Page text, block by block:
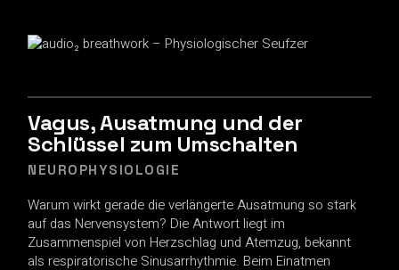
Vagus, Ausatmung und der
Schlüssel zum Umschalten
NEUROPHYSIOLOGIE
Warum wirkt gerade die verlängerte Ausatmung so stark
auf das Nervensystem? Die Antwort liegt im
Zusammenspiel von Herzschlag und Atemzug, bekannt
als respiratorische Sinusarrhythmie. Beim Einatmen